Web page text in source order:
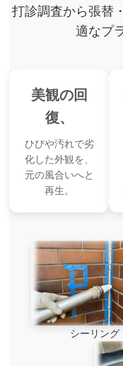
打診調査から張替
適なプ
美観の回
復、
ひびや汚れで劣
化した外観を、
元の風合いへと
再生。
シーリング